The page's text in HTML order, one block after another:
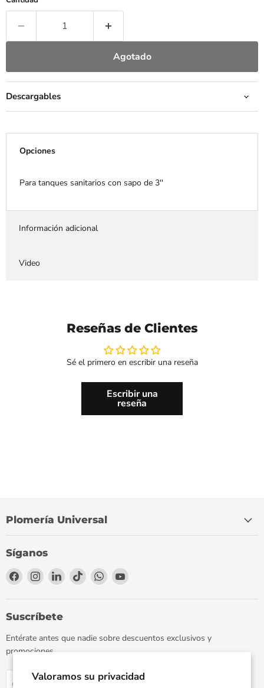
Valoramos su privacidad
Agotado
Descargables
Opciones
Para tanques sanitarios con sapo de 3''
Información adicional
Video
Reseñas de Clientes
Sé el primero en escribir una reseña
Escribir una
reseña
Plomería Universal
Síganos
Encuéntrenos
Facebook
Encuéntrenos
Instagram
Encuéntrenos
LinkedIn
Encuéntrenos
TikTok
Encuéntrenos
WhatsApp
Encuéntrenos
YouTube
Suscríbete
Entérate antes que nadie sobre descuentos exclusivos y
promociones.
Correo electrónico